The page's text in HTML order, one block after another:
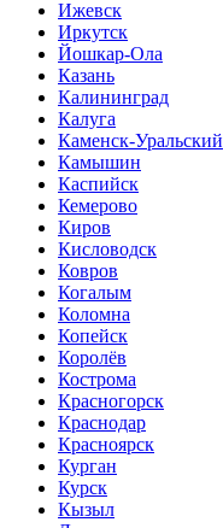
Ижевск
Иркутск
Йошкар-Ола
Казань
Калининград
Калуга
Каменск-Уральский
Камышин
Каспийск
Кемерово
Киров
Кисловодск
Ковров
Когалым
Коломна
Копейск
Королёв
Кострома
Красногорск
Краснодар
Красноярск
Курган
Курск
Кызыл